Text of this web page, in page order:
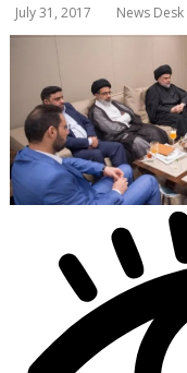
July 31, 2017 News Desk